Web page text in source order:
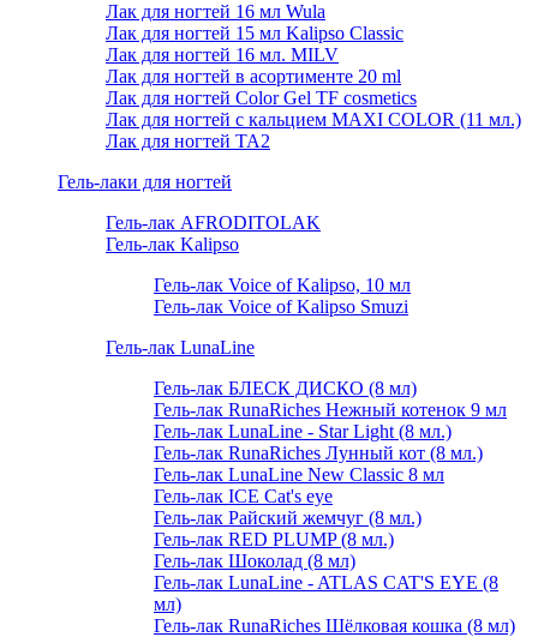
Лак для ногтей 16 мл Wula
Лак для ногтей 15 мл Kalipso Classic
Лак для ногтей 16 мл. MILV
Лак для ногтей в асортименте 20 ml
Лак для ногтей Color Gel TF cosmetics
Лак для ногтей с кальцием MAXI COLOR (11 мл.)
Лак для ногтей TA2
Гель-лаки для ногтей
Гель-лак AFRODITOLAK
Гель-лак Kalipso
Гель-лак Voice of Kalipso, 10 мл
Гель-лак Voice of Kalipso Smuzi
Гель-лак LunaLine
Гель-лак БЛЕСК ДИСКО (8 мл)
Гель-лак RunaRiches Нежный котенок 9 мл
Гель-лак LunaLine - Star Light (8 мл.)
Гель-лак RunaRiches Лунный кот (8 мл.)
Гель-лак LunaLine New Classic 8 мл
Гель-лак ICE Cat's eye
Гель-лак Райский жемчуг (8 мл.)
Гель-лак RED PLUMP (8 мл.)
Гель-лак Шоколад (8 мл)
Гель-лак LunaLine - ATLAS CAT'S EYE (8
мл)
Гель-лак RunaRiches Шёлковая кошка (8 мл)